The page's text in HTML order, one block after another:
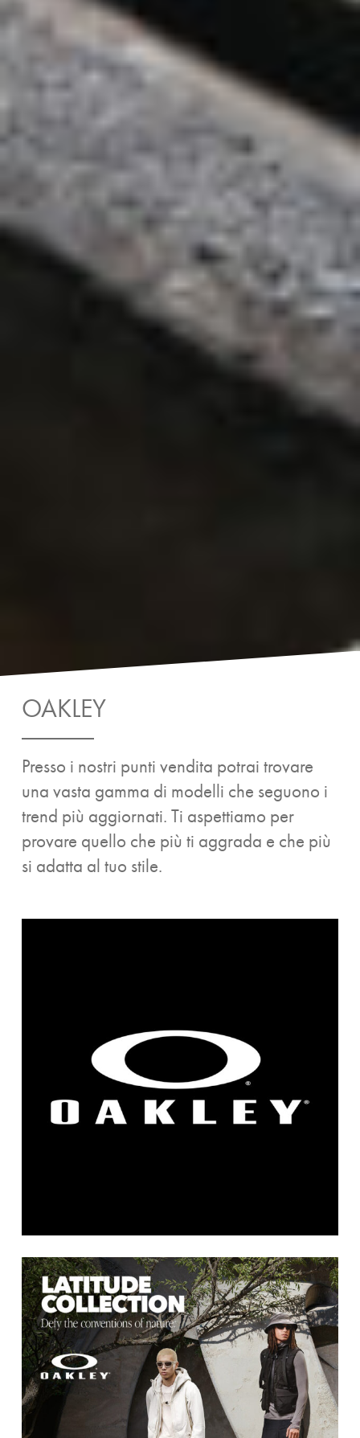
OAKLEY
Presso i nostri punti vendita potrai trovare
una vasta gamma di modelli che seguono i
trend più aggiornati. Ti aspettiamo per
provare quello che più ti aggrada e che più
si adatta al tuo stile.